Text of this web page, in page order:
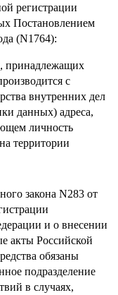
регистрации
Постановлением
(N1764):
принадлежащих
с
внутренних дел
данных) адреса,
личность
территории
закона N283 от
и о внесении
акты Российской
обязаны
подразделение
в случаях,